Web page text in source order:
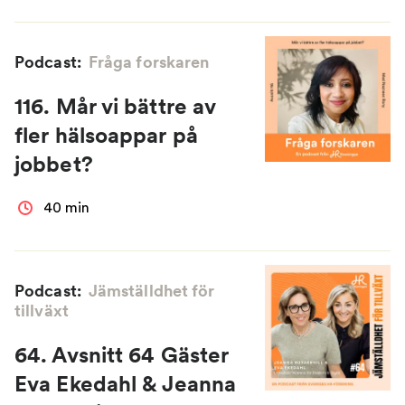
Podcast: Fråga forskaren
116. Mår vi bättre av
fler hälsoappar på
jobbet?
40 min
Podcast: Jämställdhet för
tillväxt
64. Avsnitt 64 Gäster
Eva Ekedahl & Jeanna